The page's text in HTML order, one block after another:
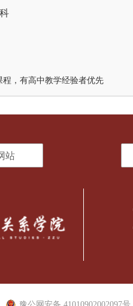
程，有高中教学经验者优先
站